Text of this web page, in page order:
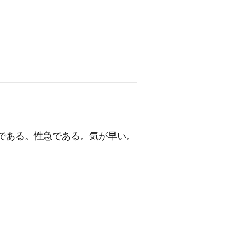
る。性急である。気が早い。